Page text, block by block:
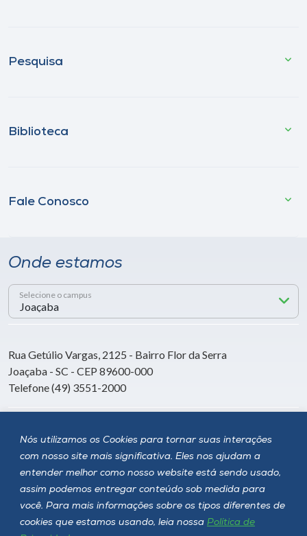
Nós utilizamos os Cookies para tornar suas interações
com nosso site mais significativa. Eles nos ajudam a
entender melhor como nosso website está sendo usado,
assim podemos entregar conteúdo sob medida para
você. Para mais informações sobre os tipos diferentes de
cookies que estamos usando, leia nossa Política de
Pesquisa
Biblioteca
Fale Conosco
Onde estamos
Selecione o campus
Rua Getúlio Vargas, 2125 - Bairro Flor da Serra
Joaçaba - SC - CEP 89600-000
Telefone (49) 3551-2000
Siga a Unoesc